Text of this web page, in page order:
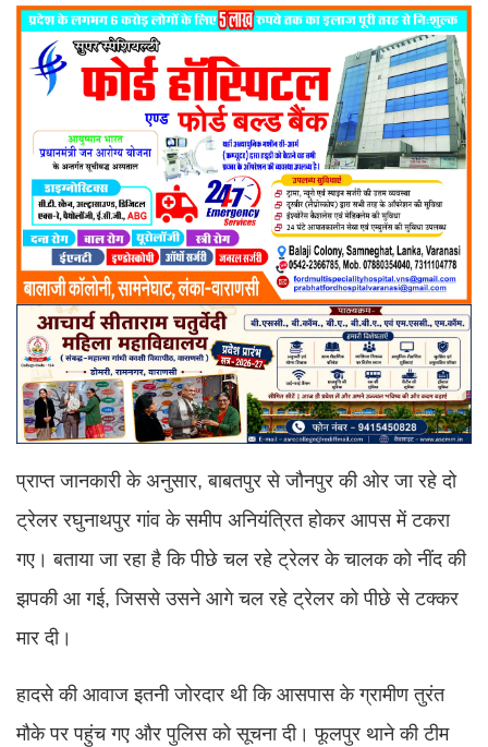
प्राप्त जानकारी के अनुसार, बाबतपुर से जौनपुर की ओर जा रहे दो
ट्रेलर रघुनाथपुर गांव के समीप अनियंत्रित होकर आपस में टकरा
गए। बताया जा रहा है कि पीछे चल रहे ट्रेलर के चालक को नींद की
झपकी आ गई, जिससे उसने आगे चल रहे ट्रेलर को पीछे से टक्कर
मार दी।
हादसे की आवाज इतनी जोरदार थी कि आसपास के ग्रामीण तुरंत
मौके पर पहुंच गए और पुलिस को सूचना दी। फूलपुर थाने की टीम